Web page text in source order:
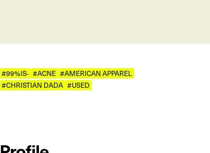
#99%IS- #ACNE #AMERICAN APPAREL
#CHRISTIAN DADA #USED